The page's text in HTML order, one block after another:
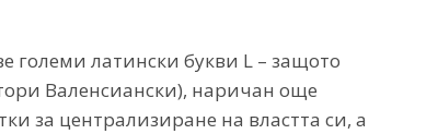
големи латински букви L – защото
Валенсиански), наричан още
за централизиране на властта си, а